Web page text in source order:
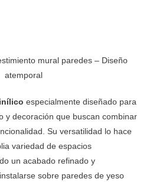
mural paredes – Diseño
atemporal
especialmente diseñado para
y decoración que buscan combinar
Su versatilidad lo hace
variedad de espacios
un acabado refinado y
sobre paredes de yeso